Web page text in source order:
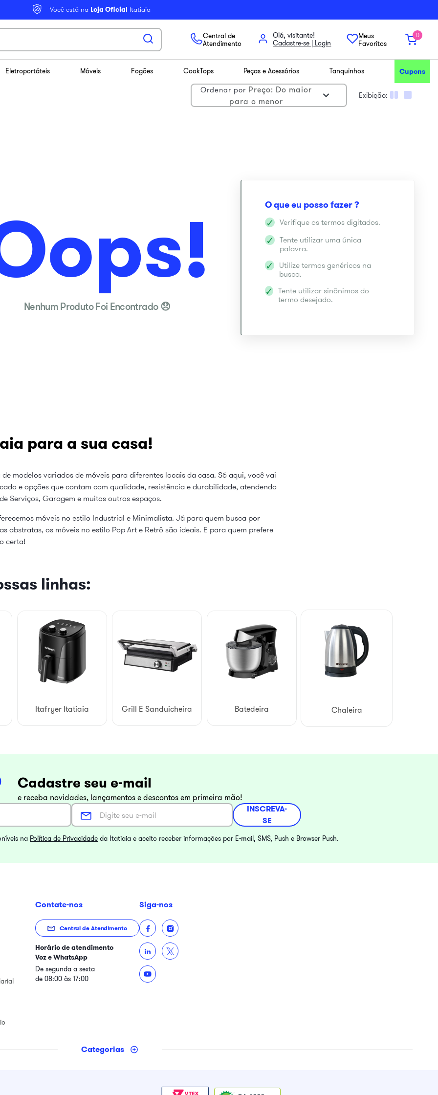
Você está na Loja Oficial Itatiaia
Central de
Atendimento
Olá, visitante!
Meus
Favoritos
0
Eletroportáteis Móveis Fogões CookTops Peças e Acessórios Tanquinhos Cupons
Ordenar por Preço: Do maior
para o menor
Verifique os termos digitados.
Tente utilizar uma única
palavra.
Utilize termos genéricos na
busca.
Tente utilizar sinônimos do
termo desejado.
para a sua casa!
modelos variados de móveis para diferentes locais da casa. Só aqui, você vai
e opções que contam com qualidade, resistência e durabilidade, atendendo
Serviços, Garagem e muitos outros espaços.
móveis no estilo Industrial e Minimalista. Já para quem busca por
abstratas, os móveis no estilo Pop Art e Retrô são ideais. E para quem prefere
certa!
linhas:
Itafryer Itatiaia Grill E Sanduicheira Batedeira Chaleira
Cadastre seu e-mail
e receba novidades, lançamentos e descontos em primeira mão!
INSCREVA-
SE
na Política de Privacidade da Itatiaia e aceito receber informações por E-mail, SMS, Push e Browser Push.
Contate-nos
Central de Atendimento
Horário de atendimento
Voz e WhatsApp
De segunda a sexta
de 08:00 às 17:00
Siga-nos
Categorias